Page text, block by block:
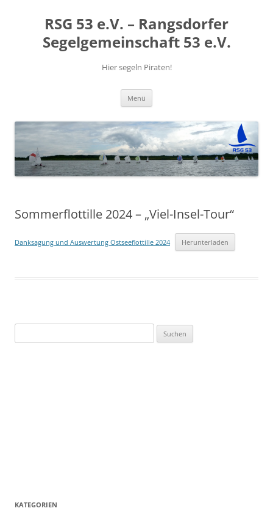
RSG 53 e.V. – Rangsdorfer
Segelgemeinschaft 53 e.V.
Hier segeln Piraten!
Menü
Sommerflottille 2024 – „Viel-Insel-Tour“
Danksagung und Auswertung Ostseeflottille 2024 Herunterladen
nach:
KATEGORIEN